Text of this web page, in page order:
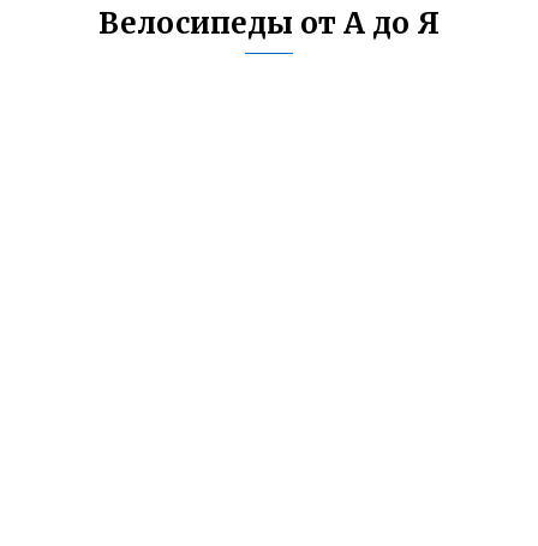
Велосипеды от А до Я